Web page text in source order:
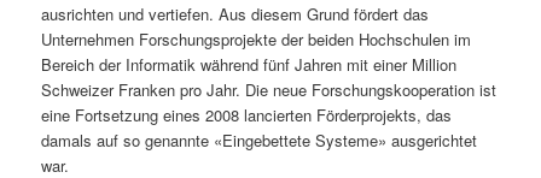
ausrichten und vertiefen. Aus diesem Grund fördert das
Unternehmen Forschungsprojekte der beiden Hochschulen im
Bereich der Informatik während fünf Jahren mit einer Million
Schweizer Franken pro Jahr. Die neue Forschungskooperation ist
eine Fortsetzung eines 2008 lancierten Förderprojekts, das
damals auf so genannte «Eingebettete Systeme» ausgerichtet
war.